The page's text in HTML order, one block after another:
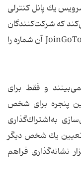
یك پانل كنترلی
كه شركت‌كنندگان
باید بعد از ورود به سایت JoinGoToMeeting. com آن شماره را
و فقط برای
پنجره برای شخص
به‌اشتراك‌گذاری
یك شخص دیگر
نشانه‌گذاری فراهم